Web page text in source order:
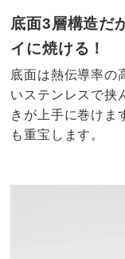
底面3層構造だ
イに焼ける！
底面は熱伝導率の
いステンレスで挟
きが上手に巻けま
も重宝します。